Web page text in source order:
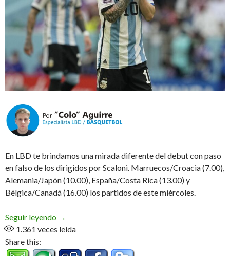
En LBD te brindamos una mirada diferente del debut con paso
en falso de los dirigidos por Scaloni. Marruecos/Croacia (7.00),
Alemania/Japón (10.00), España/Costa Rica (13.00) y
Bélgica/Canadá (16.00) los partidos de este miércoles.
Seguir leyendo Estadísticas de Argentina – Arabia
→
1.361 veces leída
Share this: